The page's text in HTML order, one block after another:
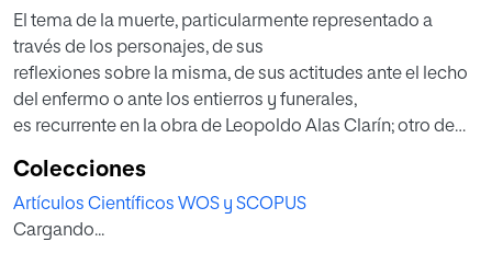
El tema de la muerte, particularmente representado a
través de los personajes, de sus
reflexiones sobre la misma, de sus actitudes ante el lecho
del enfermo o ante los entierros y funerales,
es recurrente en la obra de Leopoldo Alas Clarín; otro de
español junto a Galdós y Pardo Bazán. En estas páginas se
pretende recoger la manera con la que
Clarín plasmó su interés por esta cuestión inherente al ser
Colecciones
Artículos Científicos WOS y SCOPUS
Cargando...